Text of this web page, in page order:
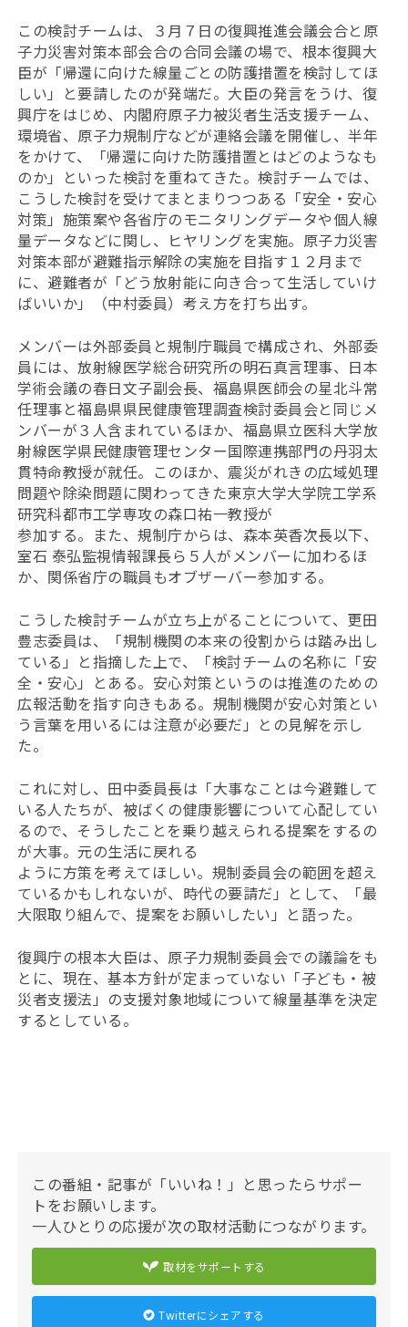
この検討チームは、３月７日の復興推進会議会合と原
子力災害対策本部会合の合同会議の場で、根本復興大
臣が「帰還に向けた線量ごとの防護措置を検討してほ
しい」と要請したのが発端だ。大臣の発言をうけ、復
興庁をはじめ、内閣府原子力被災者生活支援チーム、
環境省、原子力規制庁などが連絡会議を開催し、半年
をかけて、「帰還に向けた防護措置とはどのようなも
のか」といった検討を重ねてきた。検討チームでは、
こうした検討を受けてまとまりつつある「安全・安心
対策」施策案や各省庁のモニタリングデータや個人線
量データなどに関し、ヒヤリングを実施。原子力災害
対策本部が避難指示解除の実施を目指す１２月まで
に、避難者が「どう放射能に向き合って生活していけ
ばいいか」（中村委員）考え方を打ち出す。
メンバーは外部委員と規制庁職員で構成され、外部委
員には、放射線医学総合研究所の明石真言理事、日本
学術会議の春日文子副会長、福島県医師会の星北斗常
任理事と福島県県民健康管理調査検討委員会と同じメ
ンバーが３人含まれているほか、福島県立医科大学放
射線医学県民健康管理センター国際連携部門の丹羽太
貫特命教授が就任。このほか、震災がれきの広域処理
問題や除染問題に関わってきた東京大学大学院工学系
研究科都市工学専攻の森口祐一教授が
参加する。また、規制庁からは、森本英香次長以下、
室石 泰弘監視情報課長ら５人がメンバーに加わるほ
か、関係省庁の職員もオブザーバー参加する。
こうした検討チームが立ち上がることについて、更田
豊志委員は、「規制機関の本来の役割からは踏み出し
ている」と指摘した上で、「検討チームの名称に「安
全・安心」とある。安心対策というのは推進のための
広報活動を指す向きもある。規制機関が安心対策とい
う言葉を用いるには注意が必要だ」との見解を示し
た。
これに対し、田中委員長は「大事なことは今避難して
いる人たちが、被ばくの健康影響について心配してい
るので、そうしたことを乗り越えられる提案をするの
が大事。元の生活に戻れる
ように方策を考えてほしい。規制委員会の範囲を超え
ているかもしれないが、時代の要請だ」として、「最
大限取り組んで、提案をお願いしたい」と語った。
復興庁の根本大臣は、原子力規制委員会での議論をも
とに、現在、基本方針が定まっていない「子ども・被
災者支援法」の支援対象地域について線量基準を決定
するとしている。
この番組・記事が「いいね！」と思ったらサポー
トをお願いします。
一人ひとりの応援が次の取材活動につながります。
取材をサポートする
Twitterにシェアする